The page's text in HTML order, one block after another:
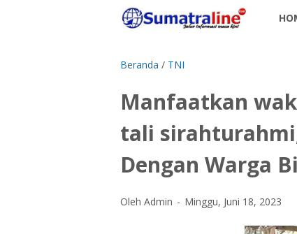
Beranda / TNI
Manfaatkan
tali
Dengan Warga
Oleh Admin Minggu, Juni 18, 2023